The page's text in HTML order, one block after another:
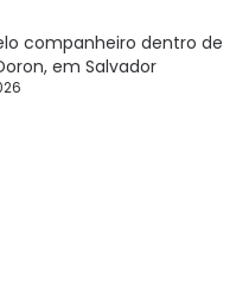
companheiro dentro de
em Salvador